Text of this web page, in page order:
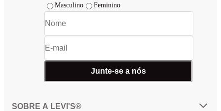
Masculino Feminino
Junte-se a nós
SOBRE A LEVI'S®